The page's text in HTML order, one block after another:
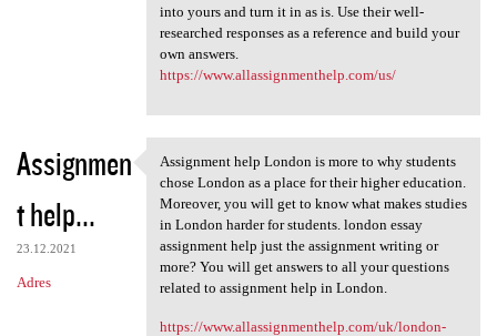
into yours and turn it in as is. Use their well-
researched responses as a reference and build your
own answers.
https://www.allassignmenthelp.com/us/
Assignmen
t help...
23.12.2021
Adres
Assignment help London is
Assignment help London is more to why students
chose London as a place for their higher education.
Moreover, you will get to know what makes studies
in London harder for students. london essay
assignment help just the assignment writing or
more? You will get answers to all your questions
related to assignment help in London.
https://www.allassignmenthelp.com/uk/london-